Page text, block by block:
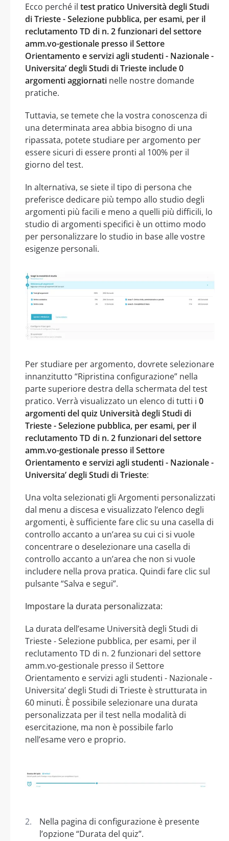
Ecco perché il test pratico Università degli Studi
di Trieste - Selezione pubblica, per esami, per il
reclutamento TD di n. 2 funzionari del settore
amm.vo-gestionale presso il Settore
Orientamento e servizi agli studenti - Nazionale -
Universita’ degli Studi di Trieste include 0
argomenti aggiornati nelle nostre domande
pratiche.
Tuttavia, se temete che la vostra conoscenza di
una determinata area abbia bisogno di una
ripassata, potete studiare per argomento per
essere sicuri di essere pronti al 100% per il
giorno del test.
In alternativa, se siete il tipo di persona che
preferisce dedicare più tempo allo studio degli
argomenti più facili e meno a quelli più difficili, lo
studio di argomenti specifici è un ottimo modo
per personalizzare lo studio in base alle vostre
esigenze personali.
Per studiare per argomento, dovrete selezionare
innanzitutto “Ripristina configurazione” nella
parte superiore destra della schermata del test
pratico. Verrà visualizzato un elenco di tutti i 0
argomenti del quiz Università degli Studi di
Trieste - Selezione pubblica, per esami, per il
reclutamento TD di n. 2 funzionari del settore
amm.vo-gestionale presso il Settore
Orientamento e servizi agli studenti - Nazionale -
Universita’ degli Studi di Trieste:
Una volta selezionati gli Argomenti personalizzati
dal menu a discesa e visualizzato l’elenco degli
argomenti, è sufficiente fare clic su una casella di
controllo accanto a un’area su cui ci si vuole
concentrare o deselezionare una casella di
controllo accanto a un’area che non si vuole
includere nella prova pratica. Quindi fare clic sul
pulsante “Salva e segui”.
Impostare la durata personalizzata:
La durata dell’esame Università degli Studi di
Trieste - Selezione pubblica, per esami, per il
reclutamento TD di n. 2 funzionari del settore
amm.vo-gestionale presso il Settore
Orientamento e servizi agli studenti - Nazionale -
Universita’ degli Studi di Trieste è strutturata in
60 minuti. È possibile selezionare una durata
personalizzata per il test nella modalità di
esercitazione, ma non è possibile farlo
nell’esame vero e proprio.
Nella pagina di configurazione è presente
l’opzione “Durata del quiz”.